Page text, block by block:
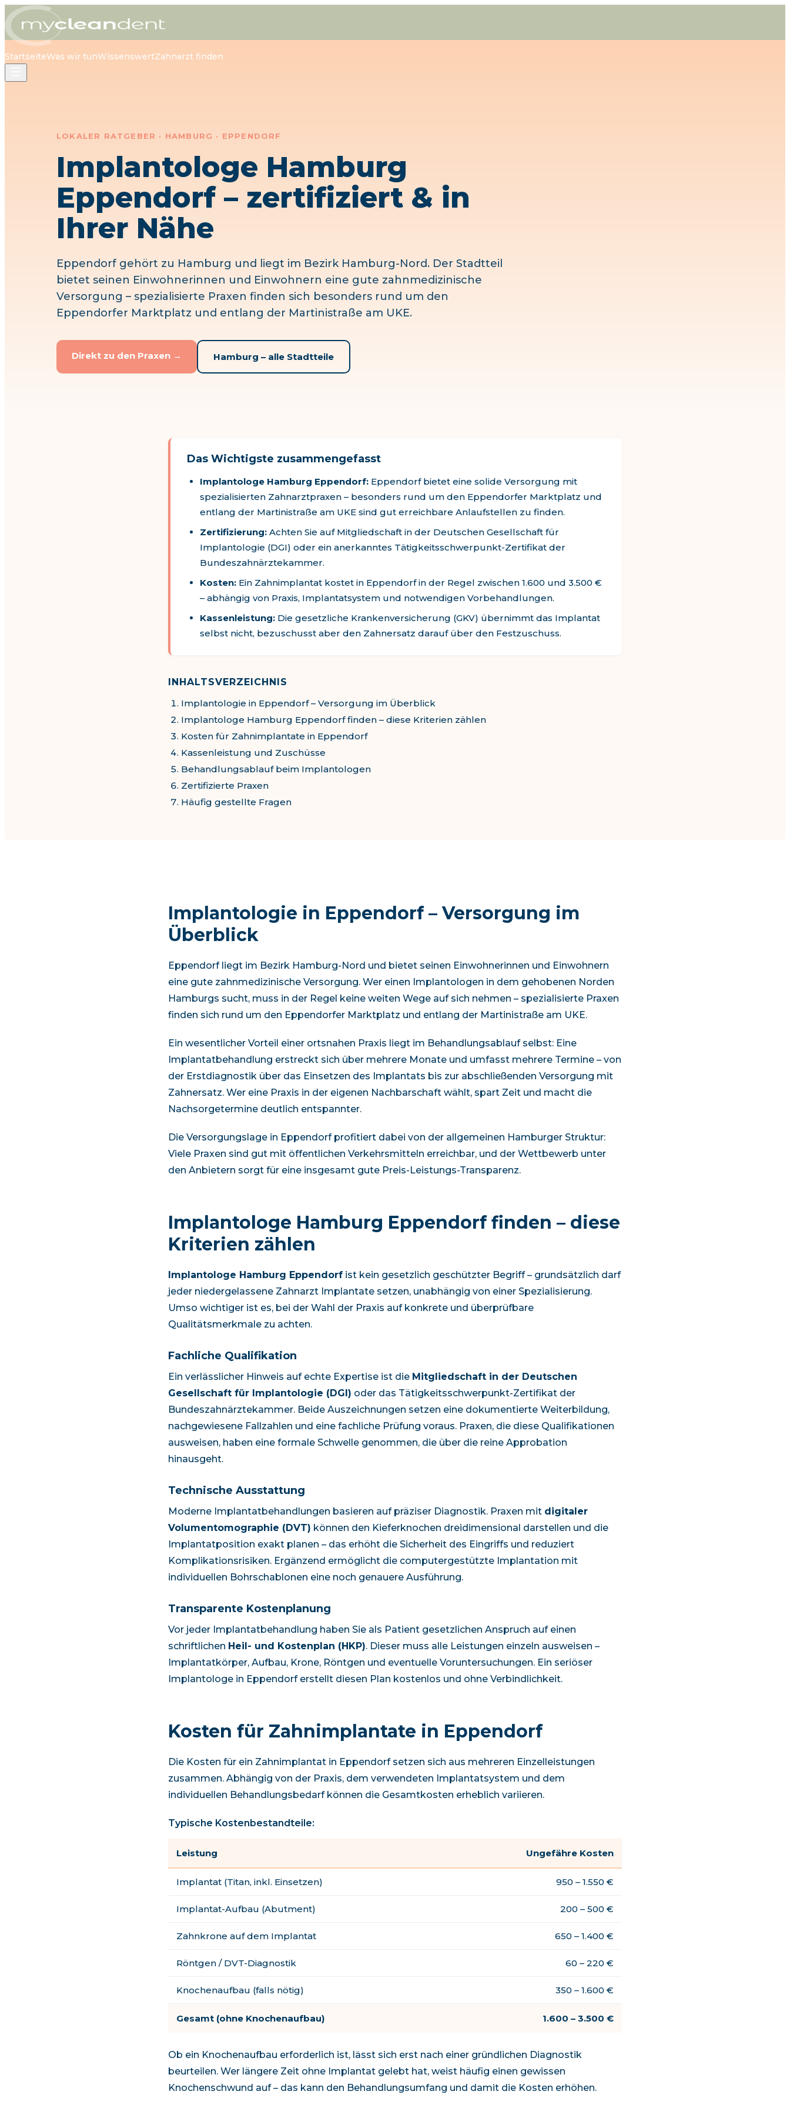
StartseiteWas wir tunWissenswertZahnarzt finden
LOKALER RATGEBER · HAMBURG · EPPENDORF
Implantologe Hamburg
Eppendorf– zertifiziert & in
Ihrer Nähe
Eppendorf gehört zu Hamburg und liegt im Bezirk Hamburg-Nord. Der Stadtteil
bietet seinen Einwohnerinnen und Einwohnern eine gute zahnmedizinische
Versorgung – spezialisierte Praxen finden sich besonders rund um den
Eppendorfer Marktplatz und entlang der Martinistraße am UKE.
Direkt zu den Praxen → Hamburg – alle Stadtteile
Das Wichtigste zusammengefasst
Implantologe Hamburg Eppendorf: Eppendorfbietet eine solide Versorgung mit
spezialisierten Zahnarztpraxen – besonders rund um den Eppendorfer Marktplatz und
entlang der Martinistraße am UKE sind gut erreichbare Anlaufstellen zu finden.
Zertifizierung: Achten Sie auf Mitgliedschaft in der Deutschen Gesellschaft für
Implantologie (DGI) oder ein anerkanntes Tätigkeitsschwerpunkt-Zertifikat der
Bundeszahnärztekammer.
Kosten: Ein Zahnimplantat kostet in Eppendorfin der Regel zwischen 1.600 und 3.500 €
– abhängig von Praxis, Implantatsystem und notwendigen Vorbehandlungen.
Kassenleistung: Die gesetzliche Krankenversicherung (GKV) übernimmt das Implantat
selbst nicht, bezuschusst aber den Zahnersatz darauf über den Festzuschuss.
INHALTSVERZEICHNIS
Implantologie in Eppendorf– Versorgung im Überblick
Implantologe Hamburg Eppendorffinden – diese Kriterien zählen
Kosten für Zahnimplantate in Eppendorf
Kassenleistung und Zuschüsse
Behandlungsablauf beim Implantologen
Zertifizierte Praxen
Häufig gestellte Fragen
Implantologie in Eppendorf– Versorgung im
Überblick
Eppendorfliegt im Bezirk Hamburg-Nord und bietet seinen Einwohnerinnen und Einwohnern
eine gute zahnmedizinische Versorgung. Wer einen Implantologen in dem gehobenen Norden
Hamburgs sucht, muss in der Regel keine weiten Wege auf sich nehmen – spezialisierte Praxen
finden sich rund um den Eppendorfer Marktplatz und entlang der Martinistraße am UKE.
Ein wesentlicher Vorteil einer ortsnahen Praxis liegt im Behandlungsablauf selbst: Eine
Implantatbehandlung erstreckt sich über mehrere Monate und umfasst mehrere Termine – von
der Erstdiagnostik über das Einsetzen des Implantats bis zur abschließenden Versorgung mit
Zahnersatz. Wer eine Praxis in der eigenen Nachbarschaft wählt, spart Zeit und macht die
Nachsorgetermine deutlich entspannter.
Die Versorgungslage in Eppendorfprofitiert dabei von der allgemeinen Hamburger Struktur:
Viele Praxen sind gut mit öffentlichen Verkehrsmitteln erreichbar, und der Wettbewerb unter
den Anbietern sorgt für eine insgesamt gute Preis-Leistungs-Transparenz.
Implantologe Hamburg Eppendorffinden – diese
Kriterien zählen
Implantologe Hamburg Eppendorf ist kein gesetzlich geschützter Begriff – grundsätzlich darf
jeder niedergelassene Zahnarzt Implantate setzen, unabhängig von einer Spezialisierung.
Umso wichtiger ist es, bei der Wahl der Praxis auf konkrete und überprüfbare
Qualitätsmerkmale zu achten.
Fachliche Qualifikation
Ein verlässlicher Hinweis auf echte Expertise ist die Mitgliedschaft in der Deutschen
Gesellschaft für Implantologie (DGI) oder das Tätigkeitsschwerpunkt-Zertifikat der
Bundeszahnärztekammer. Beide Auszeichnungen setzen eine dokumentierte Weiterbildung,
nachgewiesene Fallzahlen und eine fachliche Prüfung voraus. Praxen, die diese Qualifikationen
ausweisen, haben eine formale Schwelle genommen, die über die reine Approbation
hinausgeht.
Technische Ausstattung
Moderne Implantatbehandlungen basieren auf präziser Diagnostik. Praxen mit digitaler
Volumentomographie (DVT) können den Kieferknochen dreidimensional darstellen und die
Implantatposition exakt planen – das erhöht die Sicherheit des Eingriffs und reduziert
Komplikationsrisiken. Ergänzend ermöglicht die computergestützte Implantation mit
individuellen Bohrschablonen eine noch genauere Ausführung.
Transparente Kostenplanung
Vor jeder Implantatbehandlung haben Sie als Patient gesetzlichen Anspruch auf einen
schriftlichen Heil- und Kostenplan (HKP). Dieser muss alle Leistungen einzeln ausweisen –
Implantatkörper, Aufbau, Krone, Röntgen und eventuelle Voruntersuchungen. Ein seriöser
Implantologe in Eppendorferstellt diesen Plan kostenlos und ohne Verbindlichkeit.
Kosten für Zahnimplantate in Eppendorf
Die Kosten für ein Zahnimplantat in Eppendorfsetzen sich aus mehreren Einzelleistungen
zusammen. Abhängig von der Praxis, dem verwendeten Implantatsystem und dem
individuellen Behandlungsbedarf können die Gesamtkosten erheblich variieren.
Typische Kostenbestandteile:
Leistung Ungefähre Kosten
Implantat (Titan, inkl. Einsetzen) 950 – 1.550 €
Implantat-Aufbau (Abutment) 200 – 500 €
Zahnkrone auf dem Implantat 650 – 1.400 €
Röntgen / DVT-Diagnostik 60 – 220 €
Knochenaufbau (falls nötig) 350 – 1.600 €
Gesamt (ohne Knochenaufbau) 1.600 – 3.500 €
Ob ein Knochenaufbau erforderlich ist, lässt sich erst nach einer gründlichen Diagnostik
beurteilen. Wer längere Zeit ohne Implantat gelebt hat, weist häufig einen gewissen
Knochenschwund auf – das kann den Behandlungsumfang und damit die Kosten erhöhen.